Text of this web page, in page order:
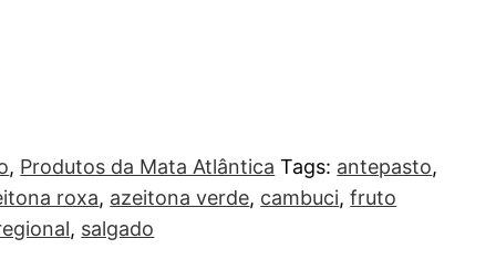
, Produtos da Mata Atlântica Tags: antepasto,
roxa, azeitona verde, cambuci,fruto
, salgado